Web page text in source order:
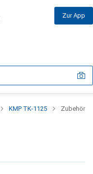
Zur App
KMP TK-1125 Zubehör